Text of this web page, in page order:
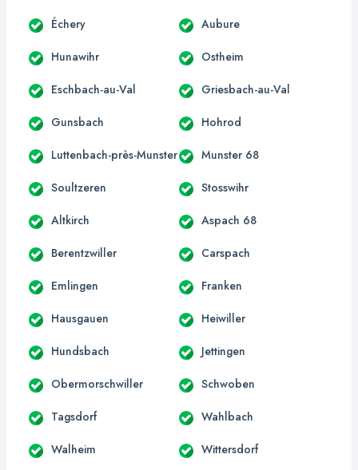
Échery Aubure
Hunawihr Ostheim
Eschbach-au-Val Griesbach-au-Val
Gunsbach Hohrod
Luttenbach-près-Munster Munster 68
Soultzeren Stosswihr
Altkirch Aspach 68
Berentzwiller Carspach
Emlingen Franken
Hausgauen Heiwiller
Hundsbach Jettingen
Obermorschwiller Schwoben
Tagsdorf Wahlbach
Walheim Wittersdorf